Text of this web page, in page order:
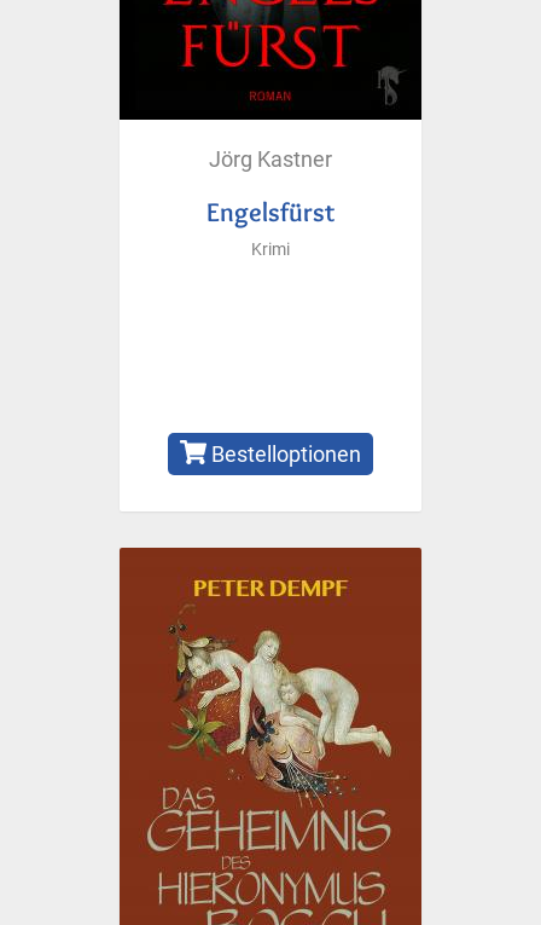
Jörg Kastner
Engelsfürst
Krimi
Bestelloptionen